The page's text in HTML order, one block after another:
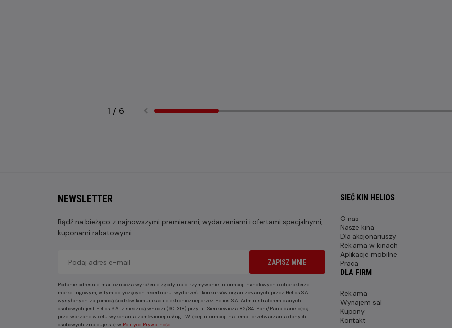
1 / 6
NEWSLETTER
Bądź na bieżąco z najnowszymi premierami, wydarzeniami i ofertami specjalnymi,
kuponami rabatowymi
ZAPISZ MNIE
Podanie adresu e-mail oznacza wyrażenie zgody na otrzymywanie informacji handlowych o charakterze
marketingowym, w tym dotyczących repertuaru, wydarzeń i konkursów organizowanych przez Helios S.A.
wysyłanych za pomocą środków komunikacji elektronicznej przez Helios S.A. Administratorem danych
osobowych jest Helios S.A. z siedzibą w Łodzi (90-318) przy ul. Sienkiewicza 82/84. Pani/Pana dane będą
przetwarzane w celu wykonania zamówionej usługi. Więcej informacji na temat przetwarzania danych
osobowych znajduje się w Polityce Prywatności
SIEĆ KIN HELIOS
O nas
Nasze kina
Dla akcjonariuszy
Reklama w kinach
Aplikacje mobilne
Praca
DLA FIRM
Reklama
Wynajem sal
Kupony
Kontakt